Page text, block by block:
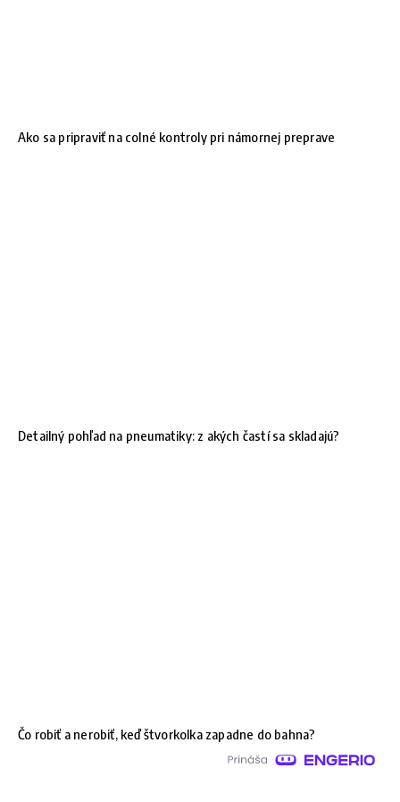
Ako sa pripraviť na colné kontroly pri námornej preprave
Detailný pohľad na pneumatiky: z akých častí sa skladajú?
Čo robiť a nerobiť, keď štvorkolka zapadne do bahna?